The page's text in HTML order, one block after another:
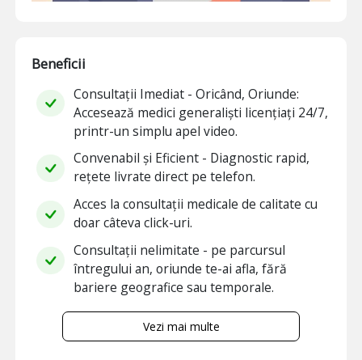
Beneficii
Consultații Imediat - Oricând, Oriunde:
Accesează medici generaliști licențiați 24/7,
printr-un simplu apel video.
Convenabil și Eficient - Diagnostic rapid,
rețete livrate direct pe telefon.
Acces la consultații medicale de calitate cu
doar câteva click-uri.
Consultații nelimitate - pe parcursul
întregului an, oriunde te-ai afla, fără
bariere geografice sau temporale.
Vezi mai multe